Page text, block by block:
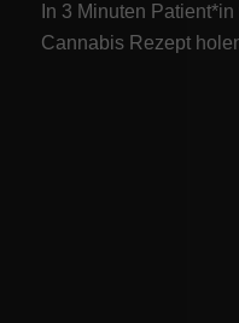
In 3 Minuten
Cannabis Rezept